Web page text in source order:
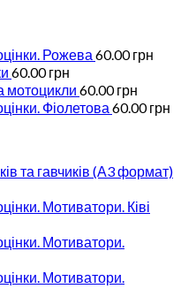
Рожева 60.00грн
60.00грн
мотоцикли 60.00грн
Фіолетова 60.00грн
та гавчиків (А3 формат)
Мотиватори. Ківі
Мотиватори.
Мотиватори.